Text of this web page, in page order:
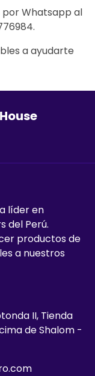
por Whatsapp al
a ayudarte
líder en
del Perú.
productos de
a nuestros
II, Tienda
de Shalom -